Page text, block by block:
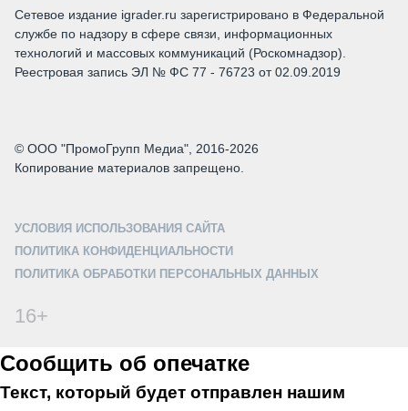
Сетевое издание igrader.ru зарегистрировано в Федеральной
службе по надзору в сфере связи, информационных
технологий и массовых коммуникаций (Роскомнадзор).
Реестровая запись ЭЛ № ФС 77 - 76723 от 02.09.2019
© ООО "ПромоГрупп Медиа", 2016-2026
Копирование материалов запрещено.
УСЛОВИЯ ИСПОЛЬЗОВАНИЯ САЙТА
ПОЛИТИКА КОНФИДЕНЦИАЛЬНОСТИ
ПОЛИТИКА ОБРАБОТКИ ПЕРСОНАЛЬНЫХ ДАННЫХ
16+
Сообщить об опечатке
Текст, который будет отправлен нашим